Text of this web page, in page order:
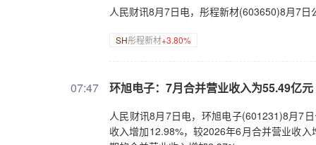
人民财讯8月7日电，彤程新材(603650)8月7
SH彤程新材+3.80%
07:47 环旭电子：7月合并营业收入为55.49亿
人民财讯8月7日电，环旭电子(601231)8月7
收入增加12.98%，较2026年6月合并营业收